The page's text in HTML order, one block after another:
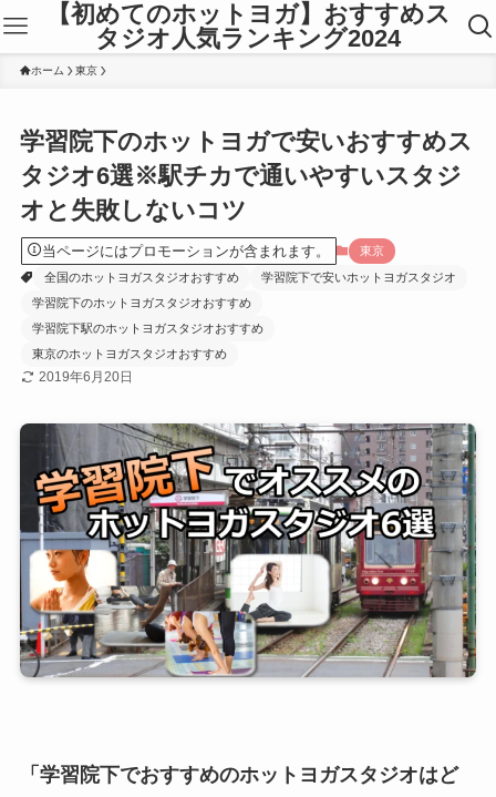
【初めてのホットヨガ】おすすめス
タジオ人気ランキング2024
ホーム 東京
学習院下のホットヨガで安いおすすめス
タジオ6選※駅チカで通いやすいスタジ
オと失敗しないコツ
当ページにはプロモーションが含まれます。
東京
全国のホットヨガスタジオおすすめ
学習院下で安いホットヨガスタジオ
学習院下のホットヨガスタジオおすすめ
学習院下駅のホットヨガスタジオおすすめ
東京のホットヨガスタジオおすすめ
2019年6月20日
「学習院下でおすすめのホットヨガスタジオはど